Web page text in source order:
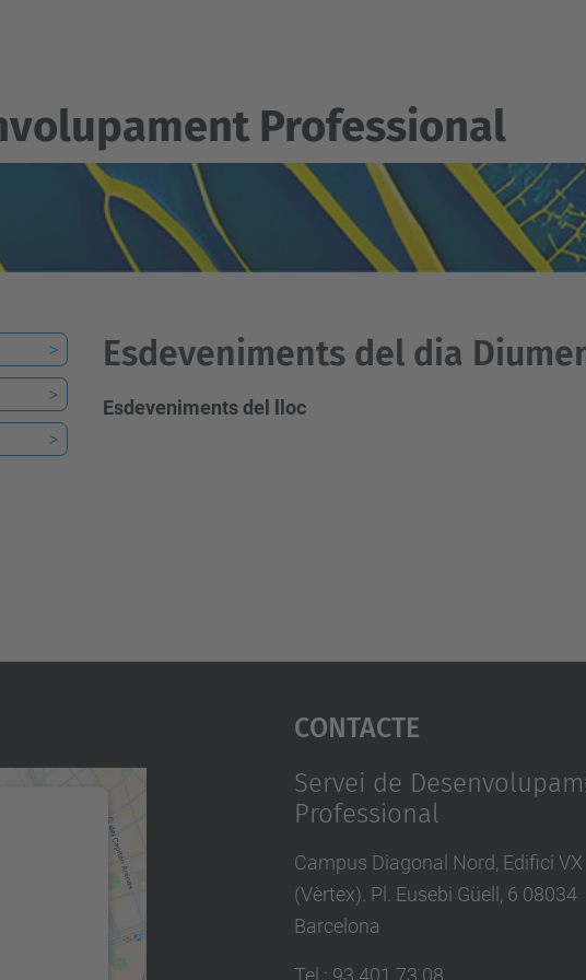
Professional
Esdeveniments del dia
Esdeveniments del lloc
>
>
>
Contacte
Servei de
Professional
Campus Diagonal Nord, Edifici VX
(Vèrtex). Pl. Eusebi Güell, 6 08034
Barcelona
Tel. : 93 401 73 08